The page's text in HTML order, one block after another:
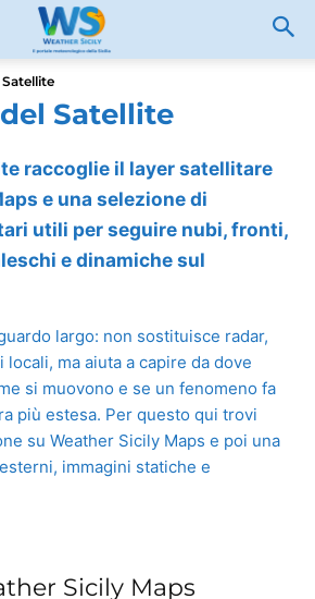
Satellite
raccoglie il layer satellitare
e una selezione di
utili per seguire nubi, fronti,
e dinamiche sul
largo: non sostituisce radar,
ma aiuta a capire da dove
si muovono e se un fenomeno fa
più estesa. Per questo qui trovi
su Weather Sicily Maps e poi una
immagini statiche e
Sicily Maps